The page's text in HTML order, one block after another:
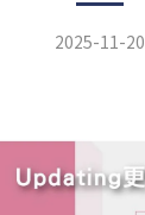
2025-11-20